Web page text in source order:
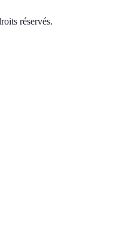
réservés.